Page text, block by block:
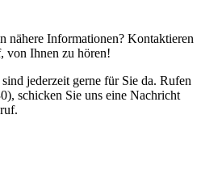
nähere Informationen? Kontaktieren
von Ihnen zu hören!
jederzeit gerne für Sie da. Rufen
schicken Sie uns eine Nachricht